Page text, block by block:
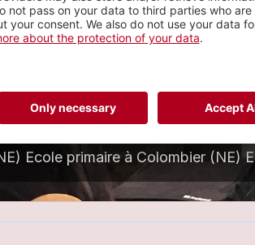
H.
...
Ecole primaire à Colombier (NE)